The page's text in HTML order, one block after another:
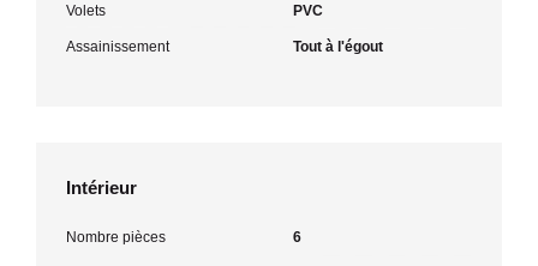
Volets PVC
Assainissement Tout à l'égout
Intérieur
Nombre pièces 6